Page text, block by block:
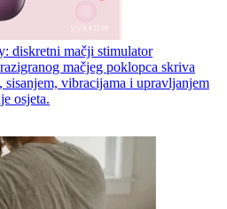
diskretni mačji stimulator
mačjeg poklopca skriva
vibracijama i upravljanjem
osjeta.